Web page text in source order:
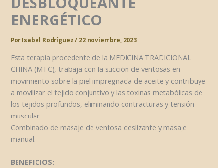
ENERGÉTICO
PorIsabel Rodríguez/ 22 noviembre, 2023
Esta terapia procedente de la MEDICINA TRADICIONAL
CHINA (MTC), trabaja con la succión de ventosas en
movimiento sobre la piel impregnada de aceite y contribuye
a movilizar el tejido conjuntivo y las toxinas metabólicas de
los tejidos profundos, eliminando contracturas y tensión
muscular.
Combinado de masaje de ventosa deslizante y masaje
manual.
BENEFICIOS: